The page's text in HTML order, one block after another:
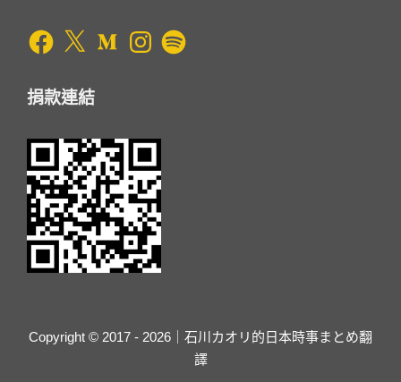
Facebook
X MediumInstagram
Spotify
捐款連結
Copyright © 2017 - 2026｜石川カオリ的日本時事まとめ翻
譯